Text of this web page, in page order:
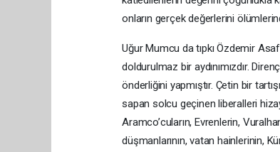
onların gerçek değerlerini
Uğur Mumcu da tıpkı Özdemir
doldurulmaz bir aydınımızdır.
önderliğini yapmıştır. Çetin bir
sapan solcu geçinen liberalleri
Aramco’cuların, Evrenlerin,
düşmanlarının, vatan hainlerinin,